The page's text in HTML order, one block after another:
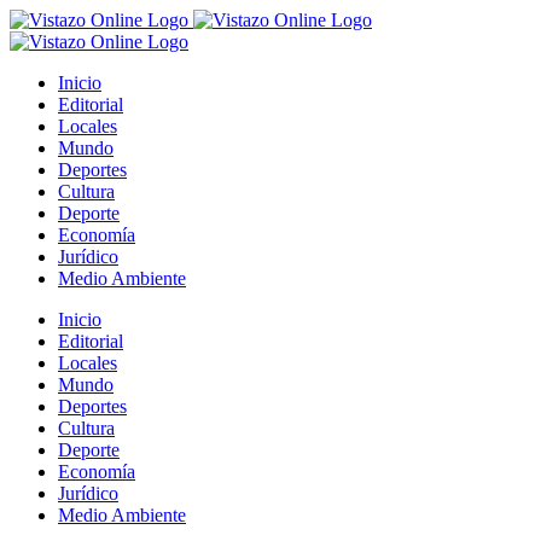
Saltar
al
Inicio
Editorial
Locales
Mundo
Deportes
Cultura
Deporte
Economía
Jurídico
Medio Ambiente
Inicio
Editorial
Locales
Mundo
Deportes
Cultura
Deporte
Economía
Jurídico
Medio Ambiente